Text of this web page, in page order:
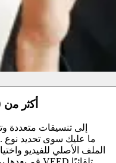
أﻛﺛر ﻣن 100 ﺗﺣوﯾل ﻣﻣﻛن لملفات الفيديو
الملف الأصلي للفيديو